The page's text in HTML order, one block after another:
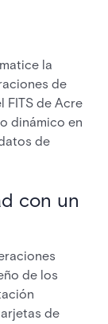
la
de
FITS de Acre
dinámico en
de
con un
de los
de